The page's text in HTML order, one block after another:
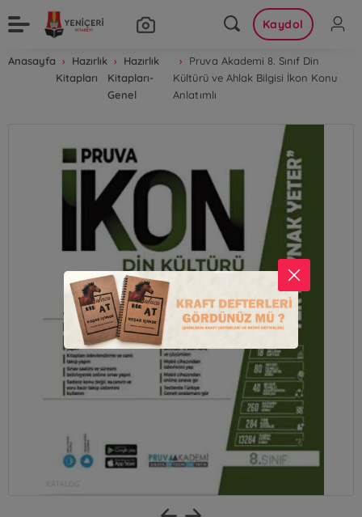
Kaydol
Anasayfa
Hazırlık
Kitapları
Hazırlık
Kitapları-
Genel
Pruva Akademi 8. Sınıf Din
Kültürü ve Ahlak Bilgisi İkon Konu
Anlatımlı